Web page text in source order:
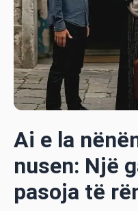
Ai e la
nusen: Një
pasoja të